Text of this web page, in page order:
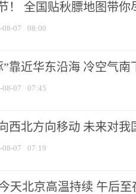
！ 全国贴秋膘地图带你
08-07 08:00
”靠近华东沿海 冷空气南
08-07 07:45
西北方向移动 未来对我
08-07 07:19
天北京高温持续 午后